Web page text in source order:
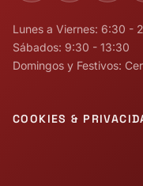
Lunes a Viernes: 6:30 -
Sábados: 9:30 - 13:30
Domingos y Festivos:
COOKIES &